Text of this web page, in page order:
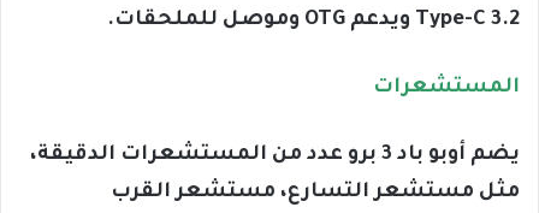
Type-C 3.2 ويدعم OTG وموصل للملحقات.
المستشعرات
يضم أوبو باد 3 برو عدد من المستشعرات الدقيقة،
مثل مستشعر التسارع، مستشعر القرب